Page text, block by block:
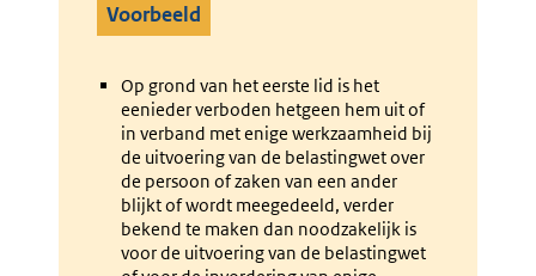
Voorbeeld
Op grond van het eerste lid is het
eenieder verboden hetgeen hem uit of
in verband met enige werkzaamheid bij
de uitvoering van de belastingwet over
de persoon of zaken van een ander
blijkt of wordt meegedeeld, verder
bekend te maken dan noodzakelijk is
voor de uitvoering van de belastingwet